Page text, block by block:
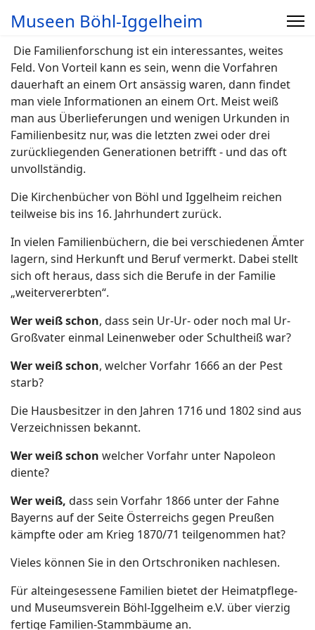
Museen Böhl-Iggelheim
Die Familienforschung ist ein interessantes, weites
Feld. Von Vorteil kann es sein, wenn die Vorfahren
dauerhaft an einem Ort ansässig waren, dann findet
man viele Informationen an einem Ort. Meist weiß
man aus Überlieferungen und wenigen Urkunden in
Familienbesitz nur, was die letzten zwei oder drei
zurückliegenden Generationen betrifft - und das oft
unvollständig.
Die Kirchenbücher von Böhl und Iggelheim reichen
teilweise bis ins 16. Jahrhundert zurück.
In vielen Familienbüchern, die bei verschiedenen Ämter
lagern, sind Herkunft und Beruf vermerkt. Dabei stellt
sich oft heraus, dass sich die Berufe in der Familie
„weitervererbten“.
Wer weiß schon, dass sein Ur-Ur- oder noch mal Ur-
Großvater einmal Leinenweber oder Schultheiß war?
Wer weiß schon, welcher Vorfahr 1666 an der Pest
starb?
Die Hausbesitzer in den Jahren 1716 und 1802 sind aus
Verzeichnissen bekannt.
Wer weiß schon welcher Vorfahr unter Napoleon
diente?
Wer weiß, dass sein Vorfahr 1866 unter der Fahne
Bayerns auf der Seite Österreichs gegen Preußen
kämpfte oder am Krieg 1870/71 teilgenommen hat?
Vieles können Sie in den Ortschroniken nachlesen.
Für alteingesessene Familien bietet der Heimatpflege-
und Museumsverein Böhl-Iggelheim e.V. über vierzig
fertige Familien-Stammbäume an.